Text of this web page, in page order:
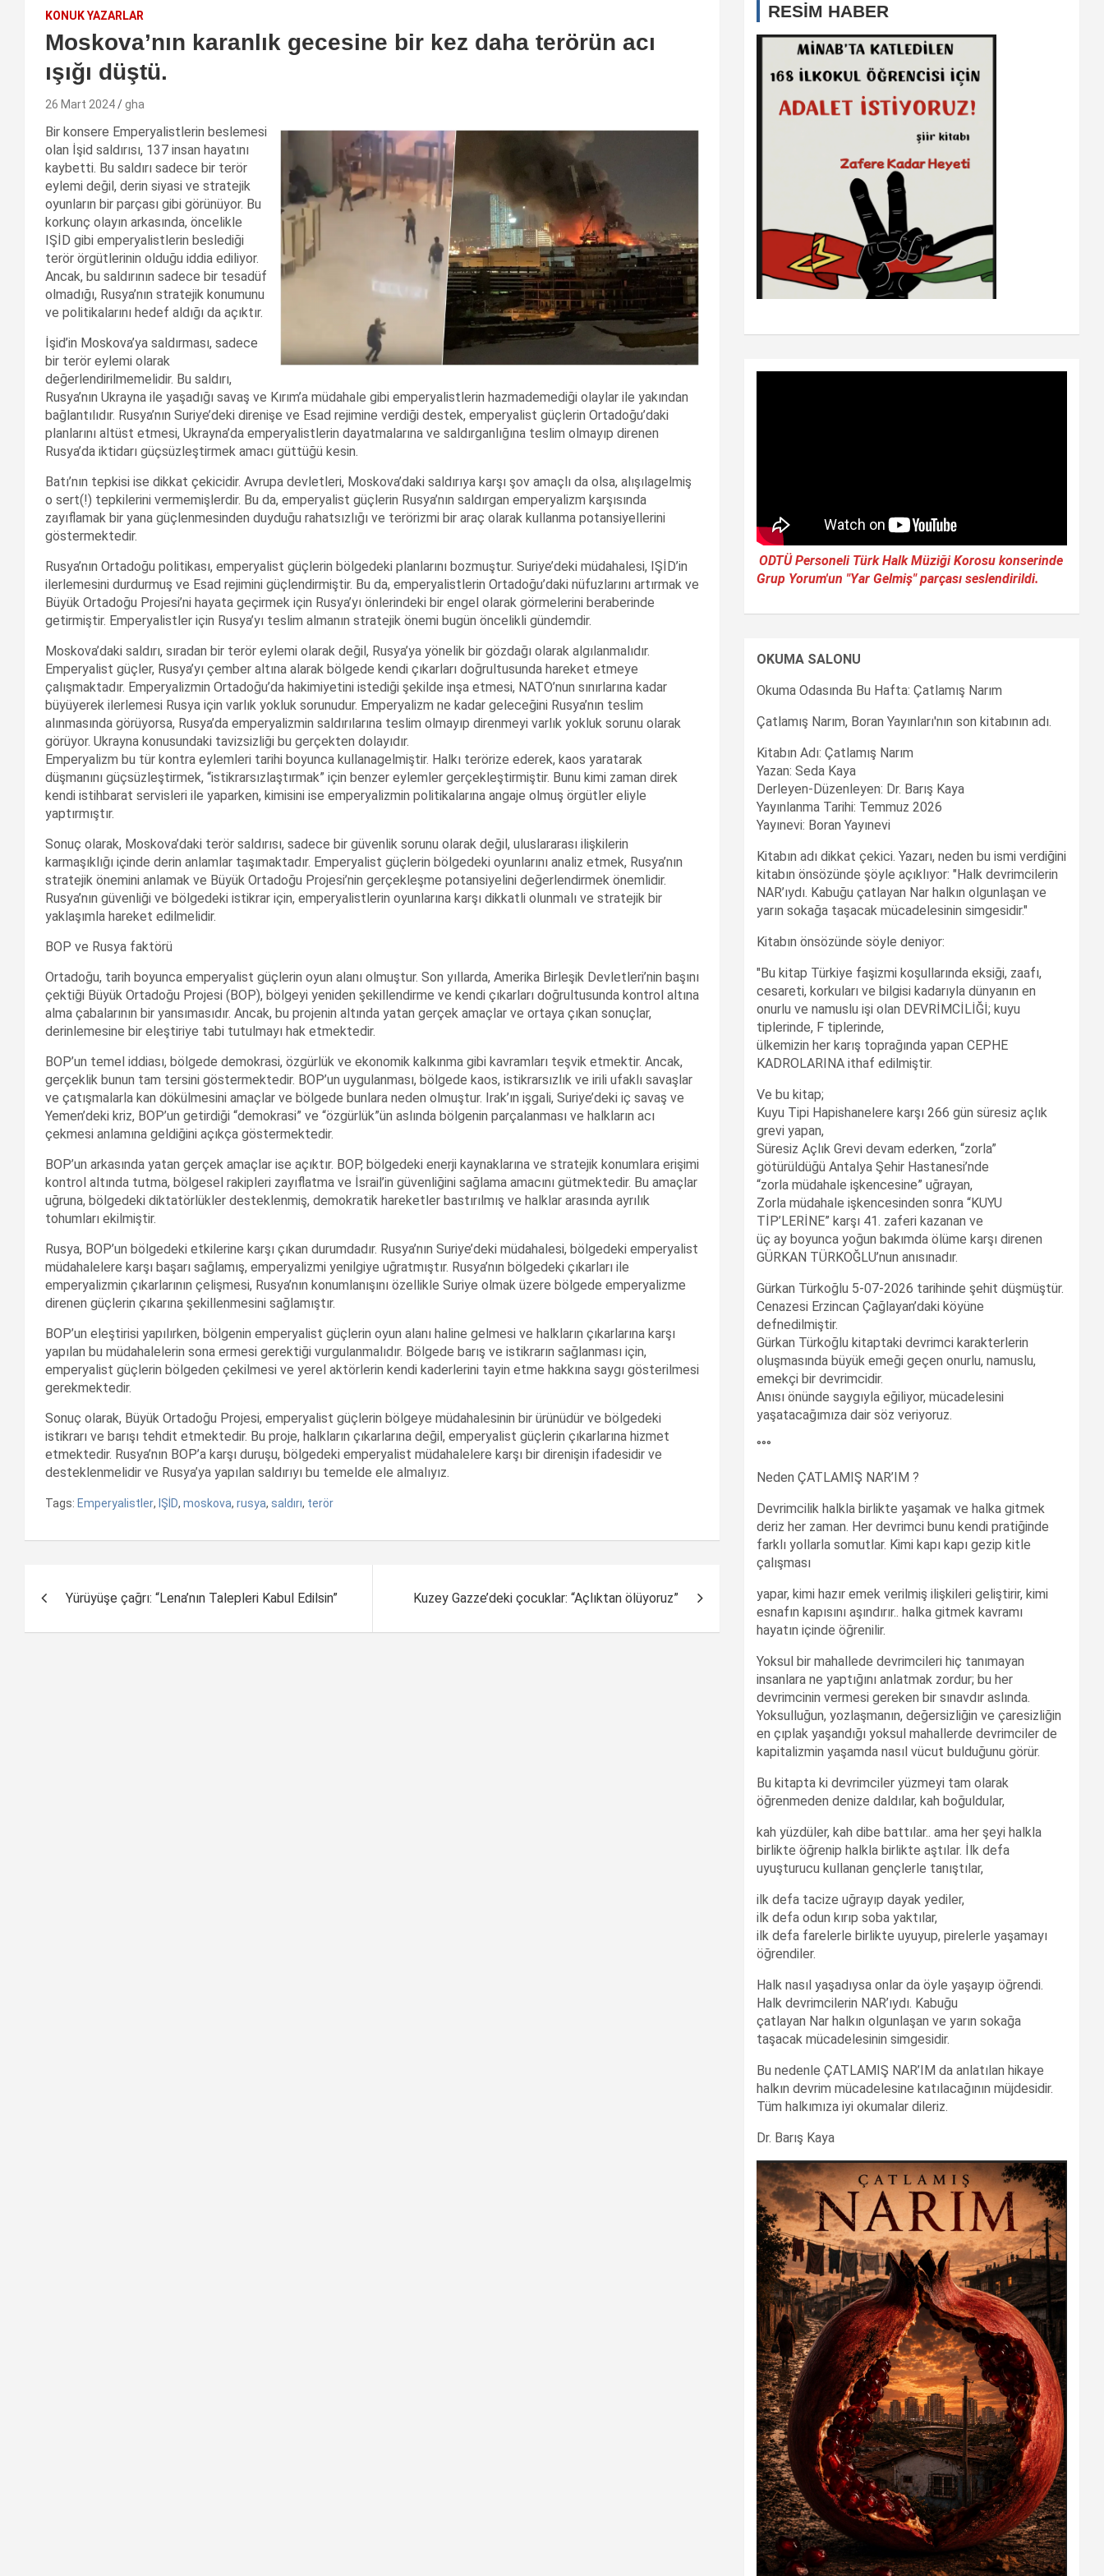
KONUK YAZARLAR
Moskova’nın karanlık gecesine bir kez daha terörün acı
ışığı düştü.
26 Mart 2024 gha
Bir konsere Emperyalistlerin beslemesi
olan İşid saldırısı, 137 insan hayatını
kaybetti. Bu saldırı sadece bir terör
eylemi değil, derin siyasi ve stratejik
oyunların bir parçası gibi görünüyor. Bu
korkunç olayın arkasında, öncelikle
IŞİD gibi emperyalistlerin beslediği
terör örgütlerinin olduğu iddia ediliyor.
Ancak, bu saldırının sadece bir tesadüf
olmadığı, Rusya’nın stratejik konumunu
ve politikalarını hedef aldığı da açıktır.
İşid’in Moskova’ya saldırması, sadece
bir terör eylemi olarak
değerlendirilmemelidir. Bu saldırı,
Rusya’nın Ukrayna ile yaşadığı savaş ve Kırım’a müdahale gibi emperyalistlerin hazmademediği olaylar ile yakından
bağlantılıdır. Rusya’nın Suriye’deki direnişe ve Esad rejimine verdiği destek, emperyalist güçlerin Ortadoğu’daki
planlarını altüst etmesi, Ukrayna’da emperyalistlerin dayatmalarına ve saldırganlığına teslim olmayıp direnen
Rusya’da iktidarı güçsüzleştirmek amacı güttüğü kesin.
Batı’nın tepkisi ise dikkat çekicidir. Avrupa devletleri, Moskova’daki saldırıya karşı şov amaçlı da olsa, alışılagelmiş
o sert(!) tepkilerini vermemişlerdir. Bu da, emperyalist güçlerin Rusya’nın saldırgan emperyalizm karşısında
zayıflamak bir yana güçlenmesinden duyduğu rahatsızlığı ve terörizmi bir araç olarak kullanma potansiyellerini
göstermektedir.
Rusya’nın Ortadoğu politikası, emperyalist güçlerin bölgedeki planlarını bozmuştur. Suriye’deki müdahalesi, IŞİD’in
ilerlemesini durdurmuş ve Esad rejimini güçlendirmiştir. Bu da, emperyalistlerin Ortadoğu’daki nüfuzlarını artırmak ve
Büyük Ortadoğu Projesi’ni hayata geçirmek için Rusya’yı önlerindeki bir engel olarak görmelerini beraberinde
getirmiştir. Emperyalistler için Rusya’yı teslim almanın stratejik önemi bugün öncelikli gündemdir.
Moskova’daki saldırı, sıradan bir terör eylemi olarak değil, Rusya’ya yönelik bir gözdağı olarak algılanmalıdır.
Emperyalist güçler, Rusya’yı çember altına alarak bölgede kendi çıkarları doğrultusunda hareket etmeye
çalışmaktadır. Emperyalizmin Ortadoğu’da hakimiyetini istediği şekilde inşa etmesi, NATO’nun sınırlarına kadar
büyüyerek ilerlemesi Rusya için varlık yokluk sorunudur. Emperyalizm ne kadar geleceğini Rusya’nın teslim
alınmasında görüyorsa, Rusya’da emperyalizmin saldırılarına teslim olmayıp direnmeyi varlık yokluk sorunu olarak
görüyor. Ukrayna konusundaki tavizsizliği bu gerçekten dolayıdır.
Emperyalizm bu tür kontra eylemleri tarihi boyunca kullanagelmiştir. Halkı terörize ederek, kaos yaratarak
düşmanını güçsüzleştirmek, “istikrarsızlaştırmak” için benzer eylemler gerçekleştirmiştir. Bunu kimi zaman direk
kendi istihbarat servisleri ile yaparken, kimisini ise emperyalizmin politikalarına angaje olmuş örgütler eliyle
yaptırmıştır.
Sonuç olarak, Moskova’daki terör saldırısı, sadece bir güvenlik sorunu olarak değil, uluslararası ilişkilerin
karmaşıklığı içinde derin anlamlar taşımaktadır. Emperyalist güçlerin bölgedeki oyunlarını analiz etmek, Rusya’nın
stratejik önemini anlamak ve Büyük Ortadoğu Projesi’nin gerçekleşme potansiyelini değerlendirmek önemlidir.
Rusya’nın güvenliği ve bölgedeki istikrar için, emperyalistlerin oyunlarına karşı dikkatli olunmalı ve stratejik bir
yaklaşımla hareket edilmelidir.
BOP ve Rusya faktörü
Ortadoğu, tarih boyunca emperyalist güçlerin oyun alanı olmuştur. Son yıllarda, Amerika Birleşik Devletleri’nin başını
çektiği Büyük Ortadoğu Projesi (BOP), bölgeyi yeniden şekillendirme ve kendi çıkarları doğrultusunda kontrol altına
alma çabalarının bir yansımasıdır. Ancak, bu projenin altında yatan gerçek amaçlar ve ortaya çıkan sonuçlar,
derinlemesine bir eleştiriye tabi tutulmayı hak etmektedir.
BOP’un temel iddiası, bölgede demokrasi, özgürlük ve ekonomik kalkınma gibi kavramları teşvik etmektir. Ancak,
gerçeklik bunun tam tersini göstermektedir. BOP’un uygulanması, bölgede kaos, istikrarsızlık ve irili ufaklı savaşlar
ve çatışmalarla kan dökülmesini amaçlar ve bölgede bunlara neden olmuştur. Irak’ın işgali, Suriye’deki iç savaş ve
Yemen’deki kriz, BOP’un getirdiği “demokrasi” ve “özgürlük”ün aslında bölgenin parçalanması ve halkların acı
çekmesi anlamına geldiğini açıkça göstermektedir.
BOP’un arkasında yatan gerçek amaçlar ise açıktır. BOP, bölgedeki enerji kaynaklarına ve stratejik konumlara erişimi
kontrol altında tutma, bölgesel rakipleri zayıflatma ve İsrail’in güvenliğini sağlama amacını gütmektedir. Bu amaçlar
uğruna, bölgedeki diktatörlükler desteklenmiş, demokratik hareketler bastırılmış ve halklar arasında ayrılık
tohumları ekilmiştir.
Rusya, BOP’un bölgedeki etkilerine karşı çıkan durumdadır. Rusya’nın Suriye’deki müdahalesi, bölgedeki emperyalist
müdahalelere karşı başarı sağlamış, emperyalizmi yenilgiye uğratmıştır. Rusya’nın bölgedeki çıkarları ile
emperyalizmin çıkarlarının çelişmesi, Rusya’nın konumlanışını özellikle Suriye olmak üzere bölgede emperyalizme
direnen güçlerin çıkarına şekillenmesini sağlamıştır.
BOP’un eleştirisi yapılırken, bölgenin emperyalist güçlerin oyun alanı haline gelmesi ve halkların çıkarlarına karşı
yapılan bu müdahalelerin sona ermesi gerektiği vurgulanmalıdır. Bölgede barış ve istikrarın sağlanması için,
emperyalist güçlerin bölgeden çekilmesi ve yerel aktörlerin kendi kaderlerini tayin etme hakkına saygı gösterilmesi
gerekmektedir.
Sonuç olarak, Büyük Ortadoğu Projesi, emperyalist güçlerin bölgeye müdahalesinin bir ürünüdür ve bölgedeki
istikrarı ve barışı tehdit etmektedir. Bu proje, halkların çıkarlarına değil, emperyalist güçlerin çıkarlarına hizmet
etmektedir. Rusya’nın BOP’a karşı duruşu, bölgedeki emperyalist müdahalelere karşı bir direnişin ifadesidir ve
desteklenmelidir ve Rusya’ya yapılan saldırıyı bu temelde ele almalıyız.
Tags: Emperyalistler, IŞİD, moskova, rusya, saldırı, terör
dolaşımı
Yürüyüşe çağrı: “Lena’nın Talepleri Kabul Edilsin” Kuzey Gazze’deki çocuklar: “Açlıktan ölüyoruz”
RESİM HABER
ODTÜ Personeli Türk Halk Müziği Korosu konserinde
Grup Yorum'un "Yar Gelmiş" parçası seslendirildi.
OKUMA SALONU
Okuma Odasında Bu Hafta: Çatlamış Narım
Çatlamış Narım, Boran Yayınları'nın son kitabının adı.
Kitabın Adı: Çatlamış Narım
Yazan: Seda Kaya
Derleyen-Düzenleyen: Dr. Barış Kaya
Yayınlanma Tarihi: Temmuz 2026
Yayınevi: Boran Yayınevi
Kitabın adı dikkat çekici. Yazarı, neden bu ismi verdiğini
kitabın önsözünde şöyle açıklıyor: "Halk devrimcilerin
NAR’ıydı. Kabuğu çatlayan Nar halkın olgunlaşan ve
yarın sokağa taşacak mücadelesinin simgesidir."
Kitabın önsözünde söyle deniyor:
"Bu kitap Türkiye faşizmi koşullarında eksiği, zaafı,
cesareti, korkuları ve bilgisi kadarıyla dünyanın en
onurlu ve namuslu işi olan DEVRİMCİLİĞİ; kuyu
tiplerinde, F tiplerinde,
ülkemizin her karış toprağında yapan CEPHE
KADROLARINA ithaf edilmiştir.
Ve bu kitap;
Kuyu Tipi Hapishanelere karşı 266 gün süresiz açlık
grevi yapan,
Süresiz Açlık Grevi devam ederken, “zorla”
götürüldüğü Antalya Şehir Hastanesi’nde
“zorla müdahale işkencesine” uğrayan,
Zorla müdahale işkencesinden sonra “KUYU
TİP’LERİNE” karşı 41. zaferi kazanan ve
üç ay boyunca yoğun bakımda ölüme karşı direnen
GÜRKAN TÜRKOĞLU’nun anısınadır.
Gürkan Türkoğlu 5-07-2026 tarihinde şehit düşmüştür.
Cenazesi Erzincan Çağlayan’daki köyüne
defnedilmiştir.
Gürkan Türkoğlu kitaptaki devrimci karakterlerin
oluşmasında büyük emeği geçen onurlu, namuslu,
emekçi bir devrimcidir.
Anısı önünde saygıyla eğiliyor, mücadelesini
yaşatacağımıza dair söz veriyoruz.
°°°
Neden ÇATLAMIŞ NAR’IM ?
Devrimcilik halkla birlikte yaşamak ve halka gitmek
deriz her zaman. Her devrimci bunu kendi pratiğinde
farklı yollarla somutlar. Kimi kapı kapı gezip kitle
çalışması
yapar, kimi hazır emek verilmiş ilişkileri geliştirir, kimi
esnafın kapısını aşındırır.. halka gitmek kavramı
hayatın içinde öğrenilir.
Yoksul bir mahallede devrimcileri hiç tanımayan
insanlara ne yaptığını anlatmak zordur; bu her
devrimcinin vermesi gereken bir sınavdır aslında.
Yoksulluğun, yozlaşmanın, değersizliğin ve çaresizliğin
en çıplak yaşandığı yoksul mahallerde devrimciler de
kapitalizmin yaşamda nasıl vücut bulduğunu görür.
Bu kitapta ki devrimciler yüzmeyi tam olarak
öğrenmeden denize daldılar, kah boğuldular,
kah yüzdüler, kah dibe battılar.. ama her şeyi halkla
birlikte öğrenip halkla birlikte aştılar. İlk defa
uyuşturucu kullanan gençlerle tanıştılar,
ilk defa tacize uğrayıp dayak yediler,
ilk defa odun kırıp soba yaktılar,
ilk defa farelerle birlikte uyuyup, pirelerle yaşamayı
öğrendiler.
Halk nasıl yaşadıysa onlar da öyle yaşayıp öğrendi.
Halk devrimcilerin NAR’ıydı. Kabuğu
çatlayan Nar halkın olgunlaşan ve yarın sokağa
taşacak mücadelesinin simgesidir.
Bu nedenle ÇATLAMIŞ NAR’IM da anlatılan hikaye
halkın devrim mücadelesine katılacağının müjdesidir.
Tüm halkımıza iyi okumalar dileriz.
Dr. Barış Kaya